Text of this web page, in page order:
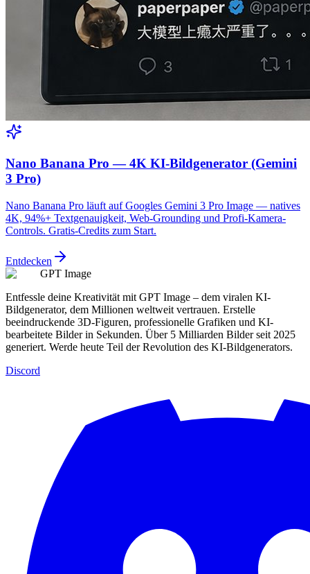
Nano Banana Pro — 4K KI-Bildgenerator (Gemini
3 Pro)
Nano Banana Pro läuft auf Googles Gemini 3 Pro Image — natives
4K, 94%+ Textgenauigkeit, Web-Grounding und Profi-Kamera-
Controls. Gratis-Credits zum Start.
Entdecken
GPT Image
Entfessle deine Kreativität mit GPT Image – dem viralen KI-
Bildgenerator, dem Millionen weltweit vertrauen. Erstelle
beeindruckende 3D-Figuren, professionelle Grafiken und KI-
bearbeitete Bilder in Sekunden. Über 5 Milliarden Bilder seit 2025
generiert. Werde heute Teil der Revolution des KI-Bildgenerators.
Discord